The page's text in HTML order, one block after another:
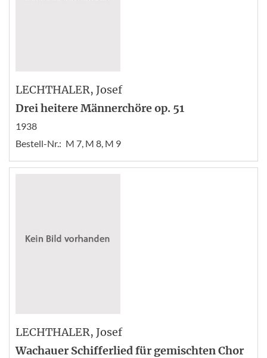
LECHTHALER, Josef
Drei heitere Männerchöre op. 51
1938
Bestell-Nr.: M 7, M 8, M 9
LECHTHALER, Josef
Wachauer Schifferlied für gemischten Chor